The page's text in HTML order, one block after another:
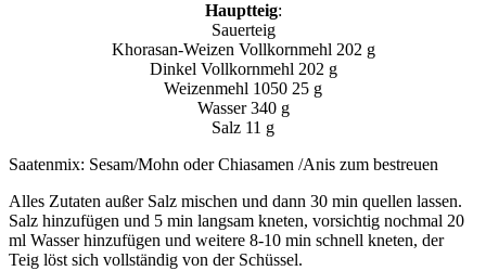
Hauptteig:
Sauerteig
Khorasan-Weizen Vollkornmehl 202 g
Dinkel Vollkornmehl 202 g
Weizenmehl 1050 25 g
Wasser 340 g
Salz 11 g
Saatenmix: Sesam/Mohn oder Chiasamen /Anis zum bestreuen
Alles Zutaten außer Salz mischen und dann 30 min quellen lassen.
Salz hinzufügen und 5 min langsam kneten, vorsichtig nochmal 20
ml Wasser hinzufügen und weitere 8-10 min schnell kneten, der
Teig löst sich vollständig von der Schüssel.